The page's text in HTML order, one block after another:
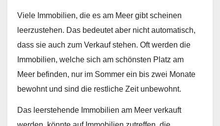
Viele Immobilien, die es am Meer gibt scheinen
leerzustehen. Das bedeutet aber nicht automatisch,
dass sie auch zum Verkauf stehen. Oft werden die
Immobilien, welche sich am schönsten Platz am
Meer befinden, nur im Sommer ein bis zwei Monate
bewohnt und sind die restliche Zeit unbewohnt.
Das leerstehende Immobilien am Meer verkauft